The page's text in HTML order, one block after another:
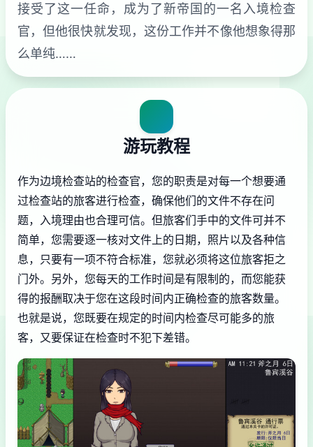
接受了这一任命，成为了新帝国的一名入境检查
官，但他很快就发现，这份工作并不像他想象得那
么单纯……
游玩教程
作为边境检查站的检查官，您的职责是对每一个想要通
过检查站的旅客进行检查，确保他们的文件不存在问
题，入境理由也合理可信。但旅客们手中的文件可并不
简单，您需要逐一核对文件上的日期，照片以及各种信
息，只要有一项不符合标准，您就必须将这位旅客拒之
门外。另外，您每天的工作时间是有限制的，而您能获
得的报酬取决于您在这段时间内正确检查的旅客数量。
也就是说，您既要在规定的时间内检查尽可能多的旅
客，又要保证在检查时不犯下差错。